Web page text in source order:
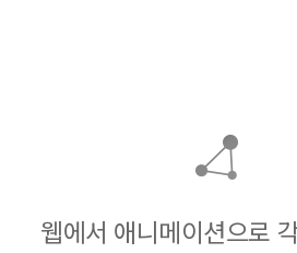
웹에서 애니메이션으로